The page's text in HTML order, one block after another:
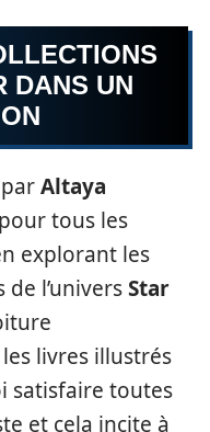
DANS UN
Altaya
tous les
explorant les
l’universStar
livres illustrés
satisfaire toutes
et cela incite à